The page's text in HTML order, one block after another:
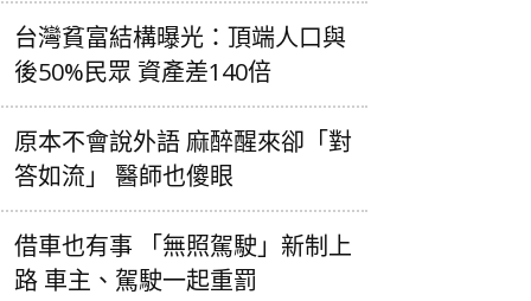
台灣貧富結構曝光：頂端人口與
後50%民眾 資產差140倍
原本不會說外語 麻醉醒來卻「對
答如流」 醫師也傻眼
借車也有事 「無照駕駛」新制上
路 車主、駕駛一起重罰